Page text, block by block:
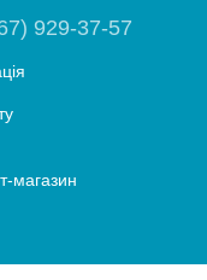
929-37-57
магазин